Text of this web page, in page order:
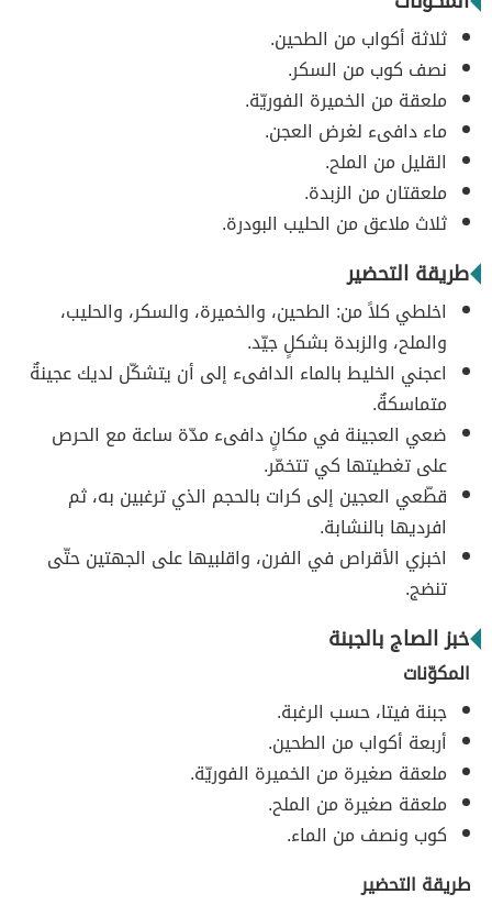
ثلاثة أكواب من الطحين.
نصف كوب من السكر.
ملعقة من الخميرة الفوريّة.
ماء دافىء لغرض العجن.
القليل من الملح.
ملعقتان من الزبدة.
ثلاث ملاعق من الحليب البودرة.
طريقة التحضير
اخلطي كلاً من: الطحين، والخميرة، والسكر، والحليب،
والملح، والزبدة بشكلٍ جيّد.
اعجني الخليط بالماء الدافىء إلى أن يتشكّل لديك عجينةٌ
متماسكةٌ.
ضعي العجينة في مكانٍ دافىء مدّة ساعة مع الحرص
على تغطيتها كي تتخمّر.
قطّعي العجين إلى كرات بالحجم الذي ترغبين به، ثم
افرديها بالنشابة.
اخبزي الأقراص في الفرن، واقلبيها على الجهتين حتّى
تنضج.
خبز الصاج بالجبنة
المكوّنات
جبنة فيتا، حسب الرغبة.
أربعة أكواب من الطحين.
ملعقة صغيرة من الخميرة الفوريّة.
ملعقة صغيرة من الملح.
كوب ونصف من الماء.
طريقة التحضير